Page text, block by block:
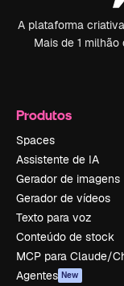
A plataforma
Mais de 1
Produtos
Spaces
Assistente de IA
Gerador de imagens
Gerador de vídeos
Texto para voz
Conteúdo de stock
MCP para Claude/
Agentes New